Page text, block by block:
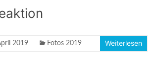
2019 Fotos 2019 Weiterlesen